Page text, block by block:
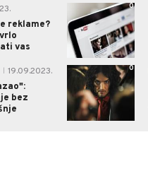
reklame?
vas
0
19.09.2023.
bez
0